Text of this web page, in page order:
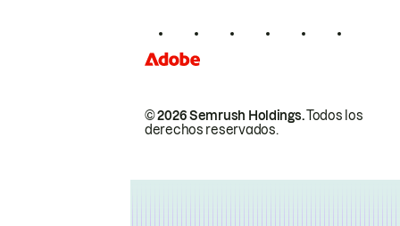
© 2026 Semrush Holdings.Todos los
derechos reservados.